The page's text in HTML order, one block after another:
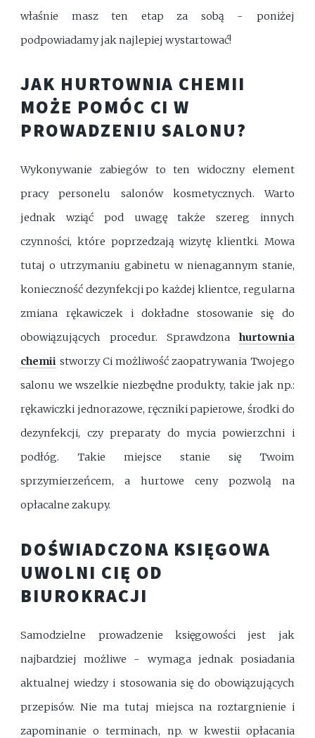
właśnie masz ten etap za sobą - poniżej
podpowiadamy jak najlepiej wystartować!
JAK HURTOWNIA CHEMII
MOŻE POMÓC CI W
PROWADZENIU SALONU?
Wykonywanie zabiegów to ten widoczny element
pracy personelu salonów kosmetycznych. Warto
jednak wziąć pod uwagę także szereg innych
czynności, które poprzedzają wizytę klientki. Mowa
tutaj o utrzymaniu gabinetu w nienagannym stanie,
konieczność dezynfekcji po każdej klientce, regularna
zmiana rękawiczek i dokładne stosowanie się do
obowiązujących procedur. Sprawdzona hurtownia
chemii stworzy Ci możliwość zaopatrywania Twojego
salonu we wszelkie niezbędne produkty, takie jak np.:
rękawiczki jednorazowe, ręczniki papierowe, środki do
dezynfekcji, czy preparaty do mycia powierzchni i
podłóg. Takie miejsce stanie się Twoim
sprzymierzeńcem, a hurtowe ceny pozwolą na
opłacalne zakupy.
DOŚWIADCZONA KSIĘGOWA
UWOLNI CIĘ OD
BIUROKRACJI
Samodzielne prowadzenie księgowości jest jak
najbardziej możliwe - wymaga jednak posiadania
aktualnej wiedzy i stosowania się do obowiązujących
przepisów. Nie ma tutaj miejsca na roztargnienie i
zapominanie o terminach, np. w kwestii opłacania